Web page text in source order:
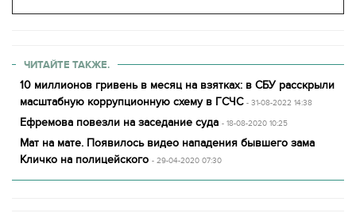
ЧИТАЙТЕ ТАКЖЕ.
10 миллионов гривень в месяц на взятках: в СБУ расскрыли
масштабную коррупционную схему в ГСЧС - 31-08-2022 14:38
Ефремова повезли на заседание суда - 18-08-2020 10:25
Мат на мате. Появилось видео нападения бывшего зама
Кличко на полицейского - 29-04-2020 07:30